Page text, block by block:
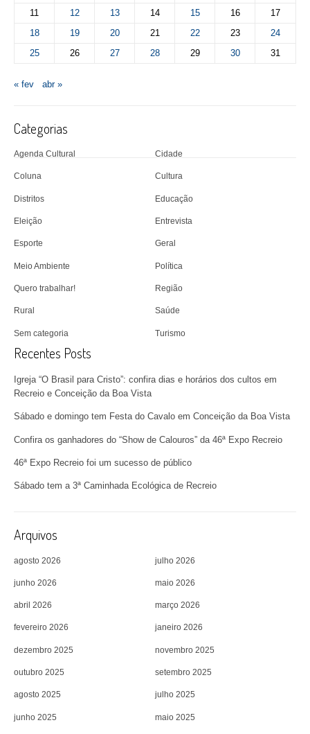
11
12 13 14 15 16
17
18
19 20 21 22 23
24
25
26 27 28 29 30 31
« fev abr »
Categorias
Agenda Cultural Cidade
Coluna Cultura
Distritos Educação
Eleição Entrevista
Esporte Geral
Meio Ambiente Política
Quero trabalhar! Região
Rural Saúde
Sem categoria Turismo
Recentes Posts
Igreja “O Brasil para Cristo”: confira dias e horários dos cultos em
Recreio e Conceição da Boa Vista
Sábado e domingo tem Festa do Cavalo em Conceição da Boa Vista
Confira os ganhadores do “Show de Calouros” da 46ª Expo Recreio
46ª Expo Recreio foi um sucesso de público
Sábado tem a 3ª Caminhada Ecológica de Recreio
Arquivos
agosto 2026 julho 2026
junho 2026 maio 2026
abril 2026 março 2026
fevereiro 2026 janeiro 2026
dezembro 2025 novembro 2025
outubro 2025 setembro 2025
agosto 2025 julho 2025
junho 2025 maio 2025